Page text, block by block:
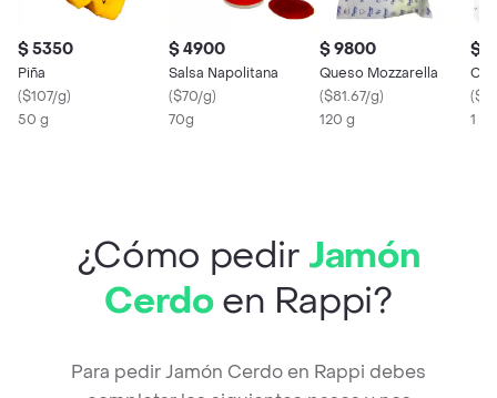
$ 5350
Piña
($107/g)
50 g
$ 4900
Salsa Napolitana
($70/g)
70g
$ 9800
Queso Mozzarella
($81.67/g)
120 g
$
(
1
¿Cómo pedir Jamón
Cerdoen Rappi?
Para pedir Jamón Cerdo en Rappi debes